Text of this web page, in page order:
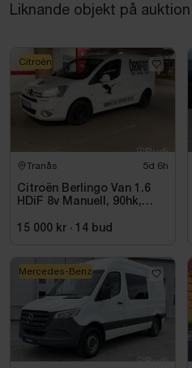
Liknande objekt på
Tranås 5d 6h
Citroën Berlingo Van 1.6
HDiF 8v Manuell, 90hk,
15 000 kr · 14 bud
Citroën
Mercedes-Benz